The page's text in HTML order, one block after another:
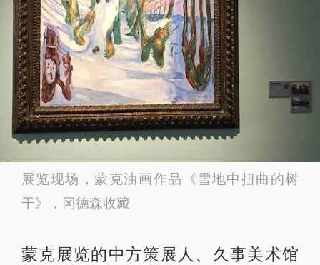
展览现场，蒙克油画作品《雪地中扭曲的树
干》，冈德森收藏
蒙克展览的中方策展人、久事美术馆